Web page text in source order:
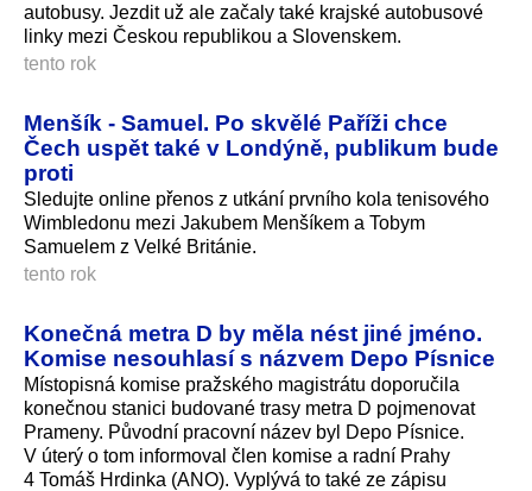
autobusy. Jezdit už ale začaly také krajské autobusové
linky mezi Českou republikou a Slovenskem.
tento rok
Menšík - Samuel. Po skvělé Paříži chce
Čech uspět také v Londýně, publikum bude
proti
Sledujte online přenos z utkání prvního kola tenisového
Wimbledonu mezi Jakubem Menšíkem a Tobym
Samuelem z Velké Británie.
tento rok
Konečná metra D by měla nést jiné jméno.
Komise nesouhlasí s názvem Depo Písnice
Místopisná komise pražského magistrátu doporučila
konečnou stanici budované trasy metra D pojmenovat
Prameny. Původní pracovní název byl Depo Písnice.
V úterý o tom informoval člen komise a radní Prahy
4 Tomáš Hrdinka (ANO). Vyplývá to také ze zápisu